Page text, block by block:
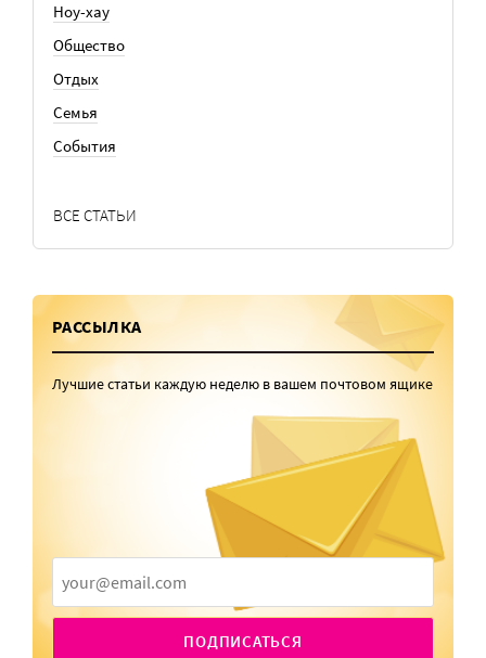
Ноу-хау
Общество
Отдых
Семья
События
ВСЕ СТАТЬИ
РАССЫЛКА
Лучшие статьи каждую неделю в вашем почтовом ящике
ПОДПИСАТЬСЯ